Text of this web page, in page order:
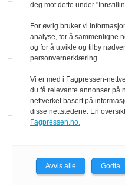
deg mot dette under
For øvrig bruker vi
analyse, for å sammenligne
og for å utvikle og tilby
personvernerklæring.
Vi er med i Fagpressen-
du få relevante annonser på
nettverket basert på
disse nettstedene. En
Fagpressen.no.
Avvis alle Godta